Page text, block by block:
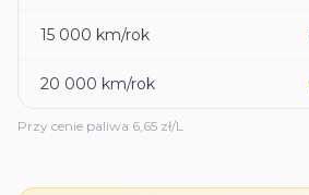
15 000 km/rok
20 000 km/rok
Przy cenie paliwa 6,65 zł/L